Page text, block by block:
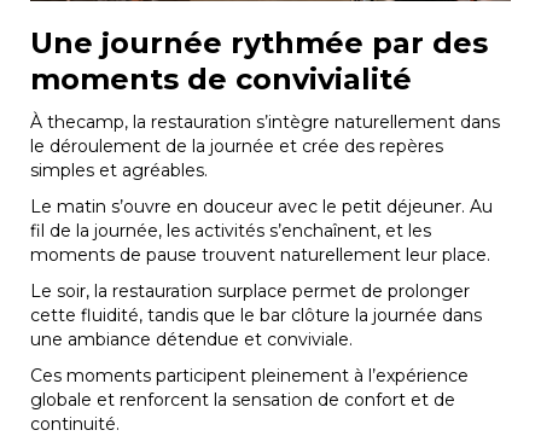
Une journée rythmée par des
moments de convivialité
À thecamp, la restauration s’intègre naturellement dans
le déroulement de la journée et crée des repères
simples et agréables.
Le matin s’ouvre en douceur avec le petit déjeuner. Au
fil de la journée, les activités s’enchaînent, et les
moments de pause trouvent naturellement leur place.
Le soir, la restauration surplace permet de prolonger
cette fluidité, tandis que le bar clôture la journée dans
une ambiance détendue et conviviale.
Ces moments participent pleinement à l’expérience
globale et renforcent la sensation de confort et de
continuité.